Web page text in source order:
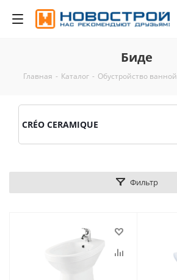
Биде
Главная - Каталог - Обустройство ванной
CRÉO CERAMIQUE
Фильтр